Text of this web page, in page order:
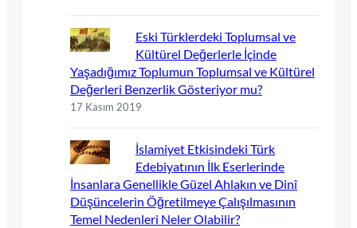
Eski Türklerdeki Toplumsal ve
Kültürel Değerlerle İçinde
Yaşadığımız Toplumun Toplumsal ve Kültürel
Değerleri Benzerlik Gösteriyor mu?
17 Kasım 2019
İslamiyet Etkisindeki Türk
Edebiyatının İlk Eserlerinde
İnsanlara Genellikle Güzel Ahlakın ve Dinî
Düşüncelerin Öğretilmeye Çalışılmasının
Temel Nedenleri Neler Olabilir?